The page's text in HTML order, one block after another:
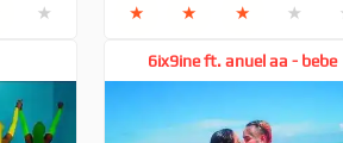
★ ★ ★ ★ ★
6ix9ine ft. anuel aa - bebe